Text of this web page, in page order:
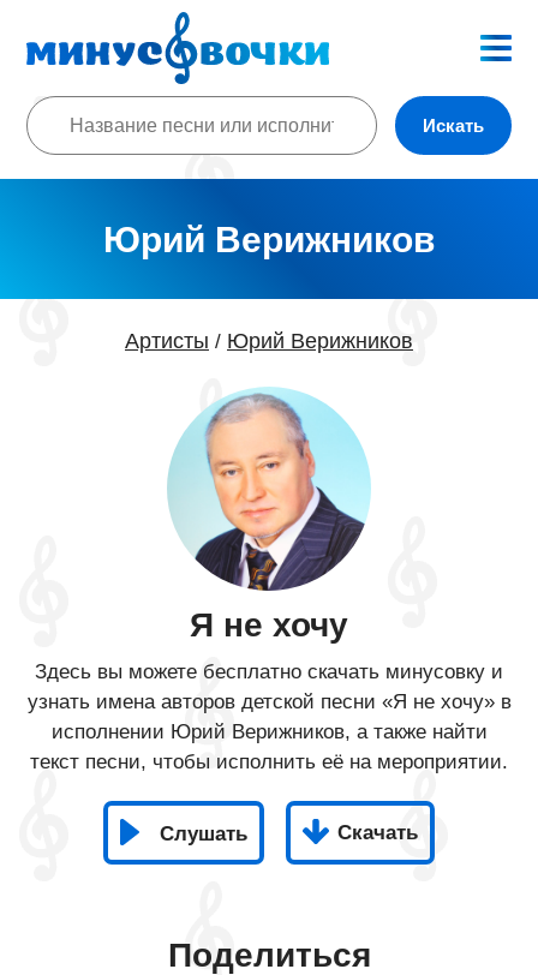
Искать
Юрий Верижников
Артисты / Юрий Верижников
Я не хочу
Здесь вы можете бесплатно скачать минусовку и
узнать имена авторов детской песни «Я не хочу» в
исполнении Юрий Верижников, а также найти
текст песни, чтобы исполнить её на мероприятии.
Слушать Скачать
Поделиться